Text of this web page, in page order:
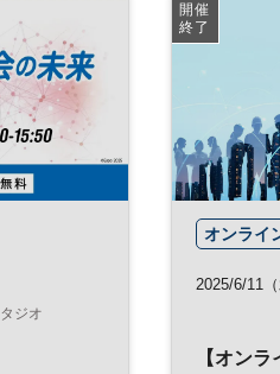
ジオ
開催
終了
オンライ
2025/6/11（
【オンラ